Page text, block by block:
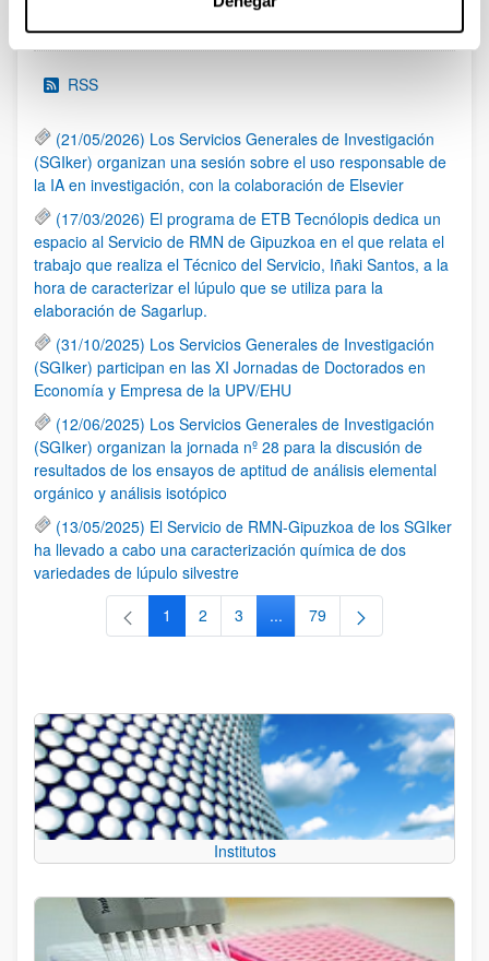
Noticias
RSS
(21/05/2026) Los Servicios Generales de Investigación
(SGIker) organizan una sesión sobre el uso responsable de
la IA en investigación, con la colaboración de Elsevier
(17/03/2026) El programa de ETB Tecnólopis dedica un
espacio al Servicio de RMN de Gipuzkoa en el que relata el
trabajo que realiza el Técnico del Servicio, Iñaki Santos, a la
hora de caracterizar el lúpulo que se utiliza para la
elaboración de Sagarlup.
(31/10/2025) Los Servicios Generales de Investigación
(SGIker) participan en las XI Jornadas de Doctorados en
Economía y Empresa de la UPV/EHU
(12/06/2025) Los Servicios Generales de Investigación
(SGIker) organizan la jornada nº 28 para la discusión de
resultados de los ensayos de aptitud de análisis elemental
orgánico y análisis isotópico
(13/05/2025) El Servicio de RMN-Gipuzkoa de los SGIker
ha llevado a cabo una caracterización química de dos
variedades de lúpulo silvestre
Página
1 Página
2 Página
3 ...Páginas intermedias Use TAB
Página
79
Institutos